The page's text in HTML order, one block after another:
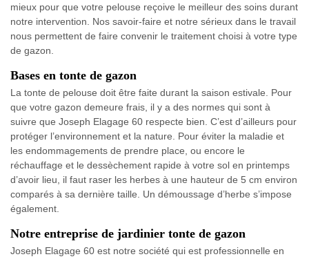
mieux pour que votre pelouse reçoive le meilleur des soins durant
notre intervention. Nos savoir-faire et notre sérieux dans le travail
nous permettent de faire convenir le traitement choisi à votre type
de gazon.
Bases en tonte de gazon
La tonte de pelouse doit être faite durant la saison estivale. Pour
que votre gazon demeure frais, il y a des normes qui sont à
suivre que Joseph Elagage 60 respecte bien. C’est d’ailleurs pour
protéger l’environnement et la nature. Pour éviter la maladie et
les endommagements de prendre place, ou encore le
réchauffage et le dessèchement rapide à votre sol en printemps
d’avoir lieu, il faut raser les herbes à une hauteur de 5 cm environ
comparés à sa dernière taille. Un démoussage d’herbe s’impose
également.
Notre entreprise de jardinier tonte de gazon
Joseph Elagage 60 est notre société qui est professionnelle en